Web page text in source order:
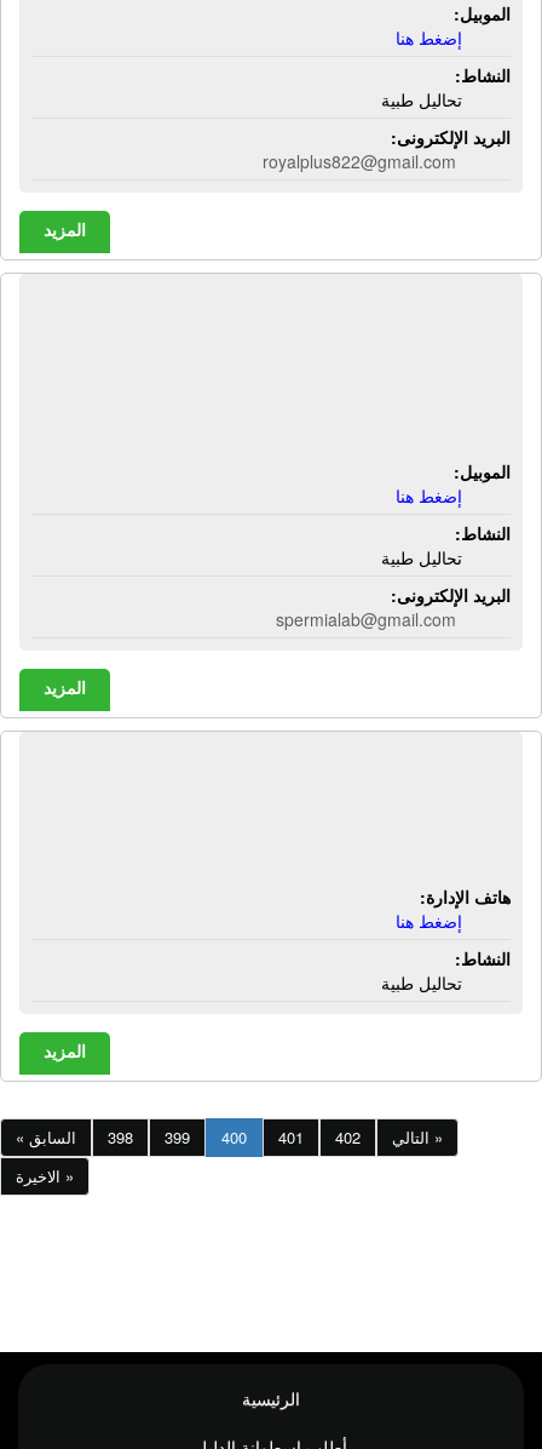
الموبيل:
إضغط هنا
النشاط:
تحاليل طبية
البريد الإلكترونى:
royalplus822@gmail.com
المزيد
الموبيل:
إضغط هنا
النشاط:
تحاليل طبية
البريد الإلكترونى:
spermialab@gmail.com
المزيد
هاتف الإدارة:
إضغط هنا
النشاط:
تحاليل طبية
المزيد
« السابق 398 399 400 401 402
التالي »
الاخيرة »
الرئيسية